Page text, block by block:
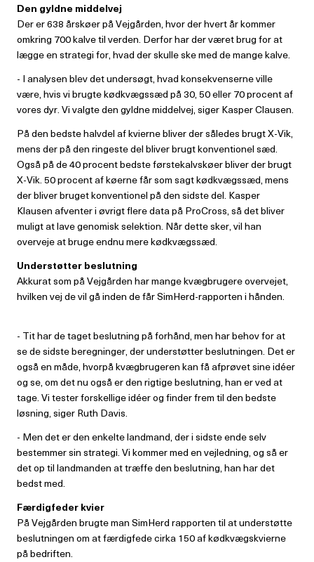
Den gyldne middelvej
Der er 638 årskøer på Vejgården, hvor der hvert år kommer
omkring 700 kalve til verden. Derfor har der været brug for at
lægge en strategi for, hvad der skulle ske med de mange kalve.
- I analysen blev det undersøgt, hvad konsekvenserne ville
være, hvis vi brugte kødkvægssæd på 30, 50 eller 70 procent af
vores dyr. Vi valgte den gyldne middelvej, siger Kasper Clausen.
På den bedste halvdel af kvierne bliver der således brugt X-Vik,
mens der på den ringeste del bliver brugt konventionel sæd.
Også på de 40 procent bedste førstekalvskøer bliver der brugt
X-Vik. 50 procent af køerne får som sagt kødkvægssæd, mens
der bliver bruget konventionel på den sidste del. Kasper
Klausen afventer i øvrigt flere data på ProCross, så det bliver
muligt at lave genomisk selektion. Når dette sker, vil han
overveje at bruge endnu mere kødkvægssæd.
Understøtter beslutning
Akkurat som på Vejgården har mange kvægbrugere overvejet,
hvilken vej de vil gå inden de får SimHerd-rapporten i hånden.
- Tit har de taget beslutning på forhånd, men har behov for at
se de sidste beregninger, der understøtter beslutningen. Det er
også en måde, hvorpå kvægbrugeren kan få afprøvet sine idéer
og se, om det nu også er den rigtige beslutning, han er ved at
tage. Vi tester forskellige idéer og finder frem til den bedste
løsning, siger Ruth Davis.
- Men det er den enkelte landmand, der i sidste ende selv
bestemmer sin strategi. Vi kommer med en vejledning, og så er
det op til landmanden at træffe den beslutning, han har det
bedst med.
Færdigfeder kvier
På Vejgården brugte man SimHerd rapporten til at understøtte
beslutningen om at færdigfede cirka 150 af kødkvægskvierne
på bedriften.